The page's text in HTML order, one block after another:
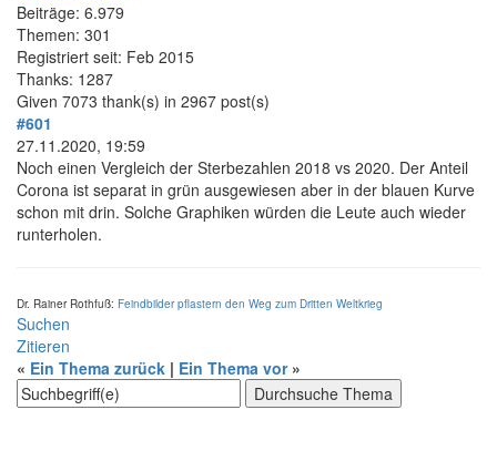
Beiträge: 6.979
Themen: 301
Registriert seit: Feb 2015
Thanks: 1287
Given 7073 thank(s) in 2967 post(s)
#601
27.11.2020, 19:59
Noch einen Vergleich der Sterbezahlen 2018 vs 2020. Der Anteil
Corona ist separat in grün ausgewiesen aber in der blauen Kurve
schon mit drin. Solche Graphiken würden die Leute auch wieder
runterholen.
Dr. Rainer Rothfuß: Feindbilder pflastern den Weg zum Dritten Weltkrieg
Suchen
Zitieren
« Ein Thema zurück | Ein Thema vor»